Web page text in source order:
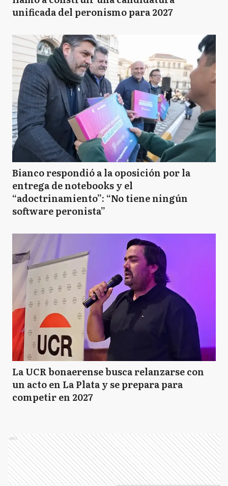
unificada del peronismo para 2027
Bianco respondió a la oposición por la
entrega de notebooks y el
“adoctrinamiento”: “No tiene ningún
software peronista”
La UCR bonaerense busca relanzarse con
un acto en La Plata y se prepara para
competir en 2027
Ads